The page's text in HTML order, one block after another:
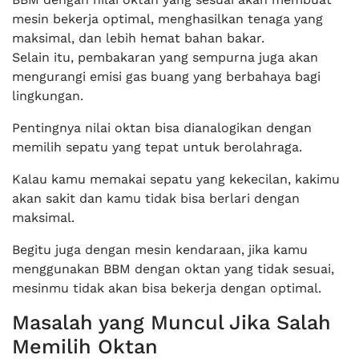
mesin bekerja optimal, menghasilkan tenaga yang
maksimal, dan lebih hemat bahan bakar.
Selain itu, pembakaran yang sempurna juga akan
mengurangi emisi gas buang yang berbahaya bagi
lingkungan.
Pentingnya nilai oktan bisa dianalogikan dengan
memilih sepatu yang tepat untuk berolahraga.
Kalau kamu memakai sepatu yang kekecilan, kakimu
akan sakit dan kamu tidak bisa berlari dengan
maksimal.
Begitu juga dengan mesin kendaraan, jika kamu
menggunakan BBM dengan oktan yang tidak sesuai,
mesinmu tidak akan bisa bekerja dengan optimal.
Masalah yang Muncul Jika Salah
Memilih Oktan